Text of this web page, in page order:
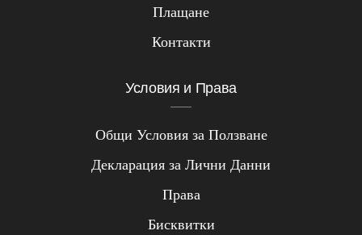
Плащане
Контакти
Условия и Права
Общи Условия за Ползване
Декларация за Лични Данни
Права
Бисквитки